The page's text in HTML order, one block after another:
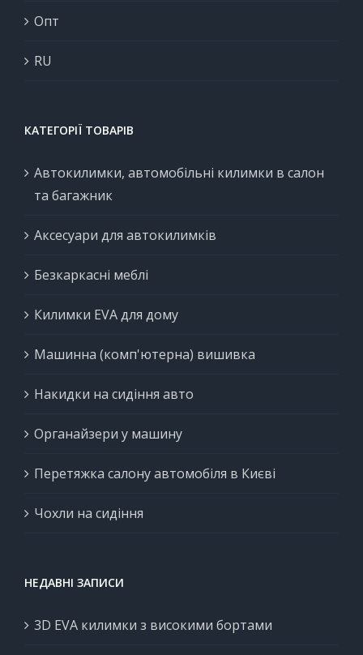
Опт
RU
КАТЕГОРІЇ ТОВАРІВ
Автокилимки, автомобільні килимки в салон
та багажник
Аксесуари для автокилимків
Безкаркасні меблі
Килимки EVA для дому
Машинна (комп'ютерна) вишивка
Накидки на сидіння авто
Органайзери у машину
Перетяжка салону автомобіля в Києві
Чохли на сидіння
НЕДАВНІ ЗАПИСИ
3D EVA килимки з високими бортами